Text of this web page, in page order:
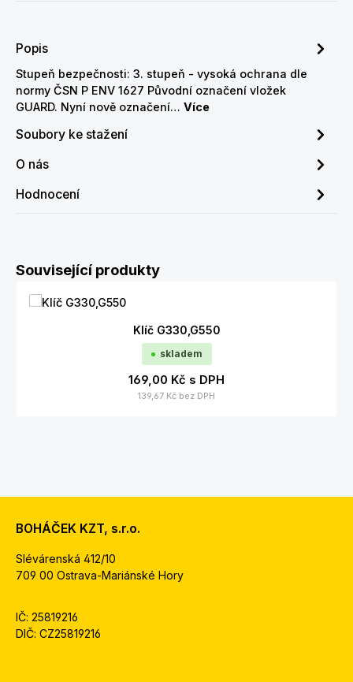
Popis
Stupeň bezpečnosti: 3. stupeň - vysoká ochrana dle
normy ČSN P ENV 1627 Původní označení vložek
GUARD. Nyní nově označení… Více
Soubory ke stažení
O nás
Hodnocení
Přeskočit galerii produktů
Související produkty
Klíč G330,G550
skladem
169,00 Kč s DPH
139,67 Kč bez DPH
BOHÁČEK KZT, s.r.o.
Slévárenská 412/10
709 00 Ostrava-Mariánské Hory
IČ: 25819216
DIČ: CZ25819216